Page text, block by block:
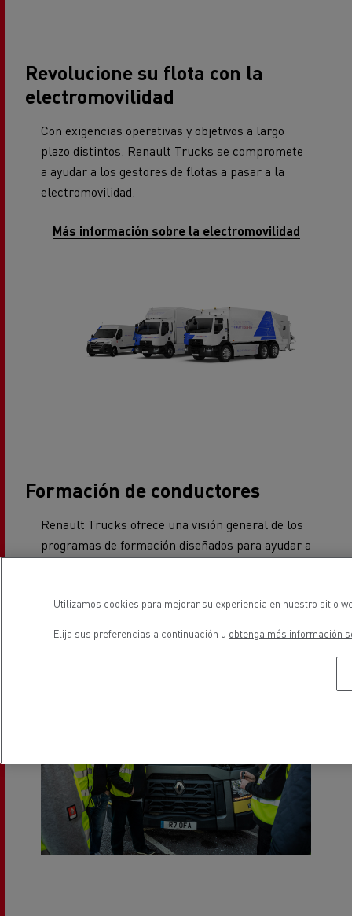
Revolucione su flota con la
electromovilidad
Con exigencias operativas y objetivos a largo
plazo distintos. Renault Trucks se compromete
a ayudar a los gestores de flotas a pasar a la
electromovilidad.
Más información sobre la electromovilidad
Formación de conductores
Renault Trucks ofrece una visión general de los
programas de formación diseñados para ayudar a
formación y desarrollo.
Más sobre la formación de los conductores
Utilizamos cookies para mejorar su experiencia en nuestro sitio
Elija sus preferencias a continuación u obtenga más información